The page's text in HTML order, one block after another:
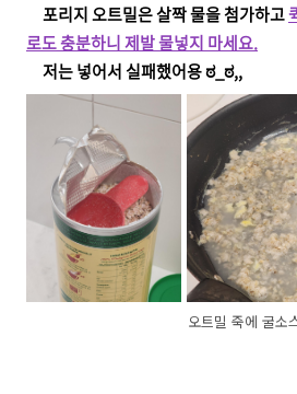
포리지 오트밀은 살짝 물을 첨가하고
로도 충분하니 제발 물넣지 마세요.
저는 넣어서 실패했어용 ಠ_ಠ,,
오트밀 죽에 굴소